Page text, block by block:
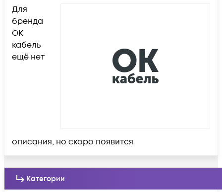
Для
бренда
ОК
кабель
ещё нет
описания, но скоро появится
Категории